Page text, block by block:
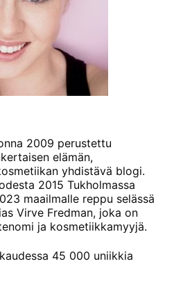
2009 perustettu
elämän,
yhdistävä blogi.
2015 Tukholmassa
maailmalle reppu selässä
Virve Fredman, joka on
ja kosmetiikkamyyjä.
45 000 uniikkia